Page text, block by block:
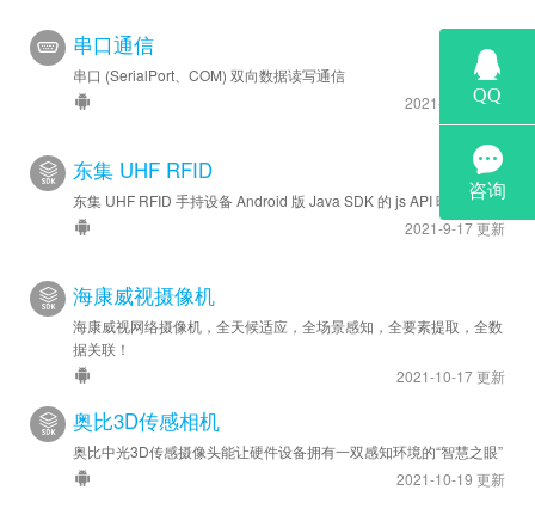
串口通信
串口 (SerialPort、COM) 双向数据读写通信
2021-8-25 更新
东集 UHF RFID
东集 UHF RFID 手持设备 Android 版 Java SDK 的 js API 映射
2021-9-17 更新
海康威视摄像机
海康威视网络摄像机，全天候适应，全场景感知，全要素提取，全数
据关联！
2021-10-17 更新
奥比3D传感相机
奥比中光3D传感摄像头能让硬件设备拥有一双感知环境的“智慧之眼”
2021-10-19 更新